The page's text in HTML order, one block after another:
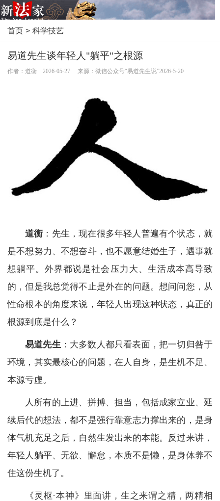
首页 > 科学技艺
易道先生谈年轻人"躺平"之根源
作者：道衡 2026-05-27 来源：微信公众号“易道先生说”2026-5-20
道衡 ：先生，现在很多年轻人普遍有个状态，就
是不想努力、不想奋斗，也不愿意结婚生子，遇事就
想躺平。外界都说是社会压力大、生活成本高导致
的，但是我总觉得不止是外在的问题。想问问您，从
性命根本的角度来说，年轻人出现这种状态，真正的
根源到底是什么？
易道先生 ：大多数人都只看表面，把一切归咎于
环境，其实最核心的问题，在人自身，是生机不足、
本源亏虚。
人所有的上进、拼搏、担当，包括成家立业、延
续后代的想法，都不是强行靠意志力撑出来的，是身
体气机充足之后，自然生发出来的本能。反过来讲，
年轻人躺平、无欲、懈怠，本质不是懒，是身体养不
住这份生机了。
《灵枢·本神》里面讲，生之来谓之精，两精相